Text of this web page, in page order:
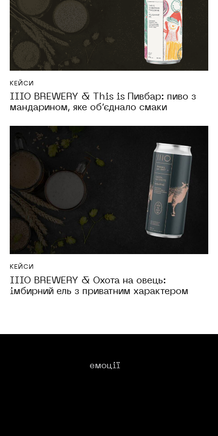
КЕЙСИ
IIIO BREWERY & This is Пивбар: пиво з
мандарином, яке об’єднало смаки
КЕЙСИ
IIIO BREWERY & Охота на овець:
імбирний ель з приватним характером
емоції